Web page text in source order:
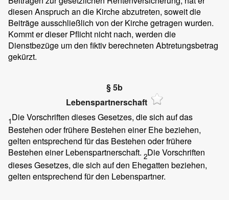
diesen Anspruch an die Kirche abzutreten, soweit die
Beiträge ausschließlich von der Kirche getragen wurden.
Kommt er dieser Pflicht nicht nach, werden die
Dienstbezüge um den fiktiv berechneten Abtretungsbetrag
gekürzt.
§ 5b
Lebenspartnerschaft
1Die Vorschriften dieses Gesetzes, die sich auf das
Bestehen oder frühere Bestehen einer Ehe beziehen,
gelten entsprechend für das Bestehen oder frühere
Bestehen einer Lebenspartnerschaft. 2Die Vorschriften
dieses Gesetzes, die sich auf den Ehegatten beziehen,
gelten entsprechend für den Lebenspartner.